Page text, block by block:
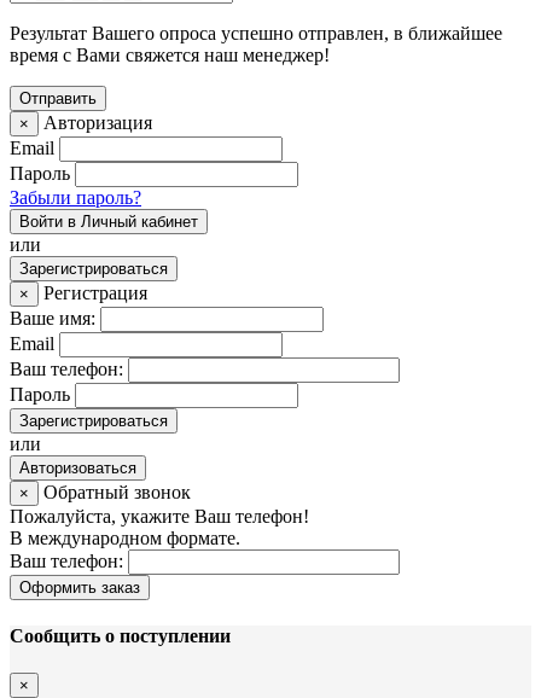
Результат Вашего опроса успешно отправлен, в ближайшее
время с Вами свяжется наш менеджер!
×
Авторизация
Email
Пароль
Забыли пароль?
Войти в Личный кабинет
или
Зарегистрироваться
×
Регистрация
Ваше имя:
Email
Ваш телефон:
Пароль
Зарегистрироваться
или
Авторизоваться
×
Обратный звонок
Пожалуйста, укажите Ваш телефон!
В международном формате.
Ваш телефон:
Оформить заказ
Сообщить о поступлении
×